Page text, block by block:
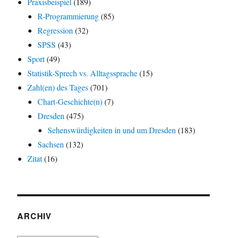
R-Programmierung(85)
Regression (32)
SPSS (43)
Sport(49)
Statistik-Sprech vs. Alltagssprache(15)
Zahl(en) des Tages(701)
Chart-Geschichte(n)(7)
Dresden (475)
Sehenswürdigkeiten in und um Dresden (183)
Sachsen (132)
Zitat(16)
ARCHIV